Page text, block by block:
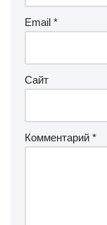
Email *
Сайт
Комментарий *